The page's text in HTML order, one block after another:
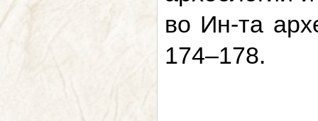
во Ин-та
174–178.